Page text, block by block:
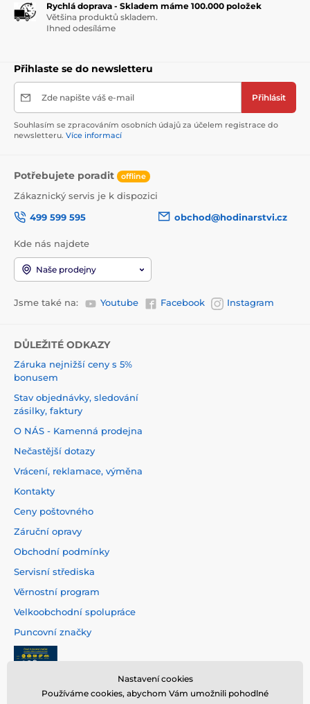
Rychlá doprava - Skladem máme 100.000 položek
Většina produktů skladem.
Ihned odesíláme
Přihlaste se do newsletteru
Zde napište váš e-mail Přihlásit
Souhlasím se zpracováním osobních údajů za účelem registrace do
newsletteru. Více informací
Potřebujete poradit offline
Zákaznický servis je k dispozici
499 599 595
obchod@hodinarstvi.cz
Kde nás najdete
Naše prodejny
Jsme také na: Youtube Facebook Instagram
DŮLEŽITÉ ODKAZY
Záruka nejnižší ceny s 5%
bonusem
Stav objednávky, sledování
zásilky, faktury
O NÁS - Kamenná prodejna
Nečastější dotazy
Vrácení, reklamace, výměna
Kontakty
Ceny poštovného
Záruční opravy
Obchodní podmínky
Servisní střediska
Věrnostní program
Velkoobchodní spolupráce
Puncovní značky
Nastavení cookies
Používáme cookies, abychom Vám umožnili pohodlné